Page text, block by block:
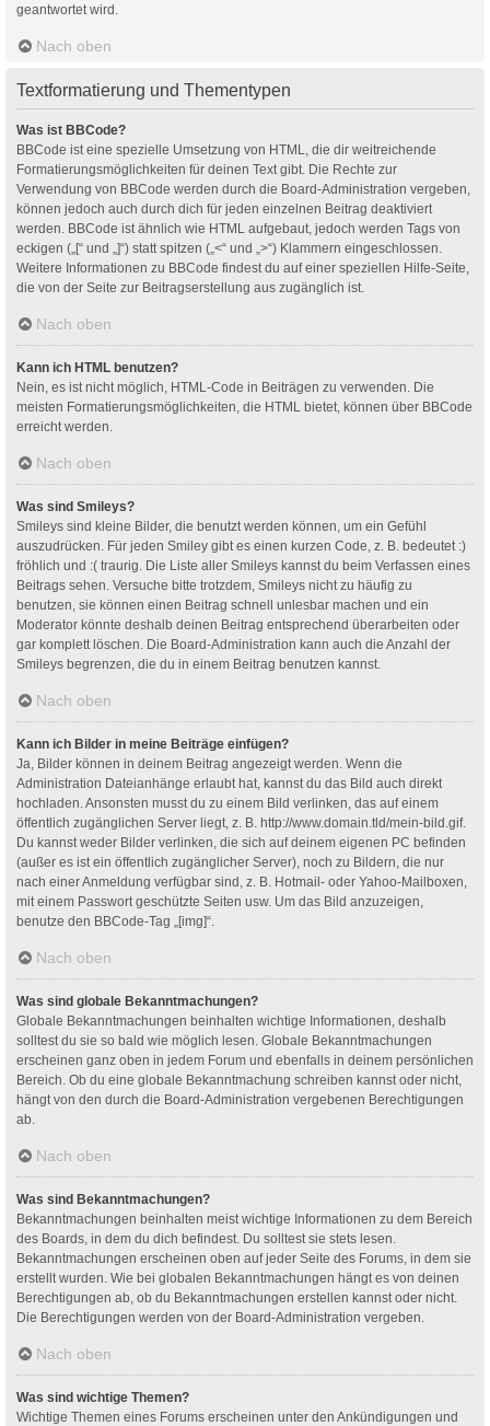
geantwortet wird.
Nach oben
Textformatierung und Thementypen
Was ist BBCode?
BBCode ist eine spezielle Umsetzung von HTML, die dir weitreichende
Formatierungsmöglichkeiten für deinen Text gibt. Die Rechte zur
Verwendung von BBCode werden durch die Board-Administration vergeben,
können jedoch auch durch dich für jeden einzelnen Beitrag deaktiviert
werden. BBCode ist ähnlich wie HTML aufgebaut, jedoch werden Tags von
eckigen („[“ und „]“) statt spitzen („<“ und „>“) Klammern eingeschlossen.
Weitere Informationen zu BBCode findest du auf einer speziellen Hilfe-Seite,
die von der Seite zur Beitragserstellung aus zugänglich ist.
Nach oben
Kann ich HTML benutzen?
Nein, es ist nicht möglich, HTML-Code in Beiträgen zu verwenden. Die
meisten Formatierungsmöglichkeiten, die HTML bietet, können über BBCode
erreicht werden.
Nach oben
Was sind Smileys?
Smileys sind kleine Bilder, die benutzt werden können, um ein Gefühl
auszudrücken. Für jeden Smiley gibt es einen kurzen Code, z. B. bedeutet :)
fröhlich und :( traurig. Die Liste aller Smileys kannst du beim Verfassen eines
Beitrags sehen. Versuche bitte trotzdem, Smileys nicht zu häufig zu
benutzen, sie können einen Beitrag schnell unlesbar machen und ein
Moderator könnte deshalb deinen Beitrag entsprechend überarbeiten oder
gar komplett löschen. Die Board-Administration kann auch die Anzahl der
Smileys begrenzen, die du in einem Beitrag benutzen kannst.
Nach oben
Kann ich Bilder in meine Beiträge einfügen?
Ja, Bilder können in deinem Beitrag angezeigt werden. Wenn die
Administration Dateianhänge erlaubt hat, kannst du das Bild auch direkt
hochladen. Ansonsten musst du zu einem Bild verlinken, das auf einem
öffentlich zugänglichen Server liegt, z. B. http://www.domain.tld/mein-bild.gif.
Du kannst weder Bilder verlinken, die sich auf deinem eigenen PC befinden
(außer es ist ein öffentlich zugänglicher Server), noch zu Bildern, die nur
nach einer Anmeldung verfügbar sind, z. B. Hotmail- oder Yahoo-Mailboxen,
mit einem Passwort geschützte Seiten usw. Um das Bild anzuzeigen,
benutze den BBCode-Tag „[img]“.
Nach oben
Was sind globale Bekanntmachungen?
Globale Bekanntmachungen beinhalten wichtige Informationen, deshalb
solltest du sie so bald wie möglich lesen. Globale Bekanntmachungen
erscheinen ganz oben in jedem Forum und ebenfalls in deinem persönlichen
Bereich. Ob du eine globale Bekanntmachung schreiben kannst oder nicht,
hängt von den durch die Board-Administration vergebenen Berechtigungen
ab.
Nach oben
Was sind Bekanntmachungen?
Bekanntmachungen beinhalten meist wichtige Informationen zu dem Bereich
des Boards, in dem du dich befindest. Du solltest sie stets lesen.
Bekanntmachungen erscheinen oben auf jeder Seite des Forums, in dem sie
erstellt wurden. Wie bei globalen Bekanntmachungen hängt es von deinen
Berechtigungen ab, ob du Bekanntmachungen erstellen kannst oder nicht.
Die Berechtigungen werden von der Board-Administration vergeben.
Nach oben
Was sind wichtige Themen?
Wichtige Themen eines Forums erscheinen unter den Ankündigungen und